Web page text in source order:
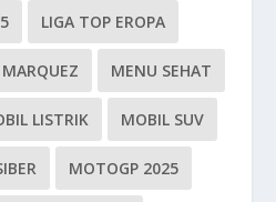
LIGA TOP EROPA
MENU SEHAT
LISTRIK MOBIL SUV
MOTOGP 2025